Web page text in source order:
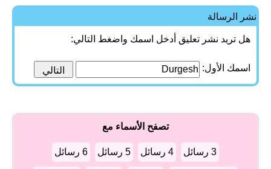
نشر الرسالة
هل تريد نشر تعليق أدخل اسمك واضغط التالي:
اسمك الأول:
تصفح الأسماء مع
3 رسائل 4 رسائل 5 رسائل 6 رسائل